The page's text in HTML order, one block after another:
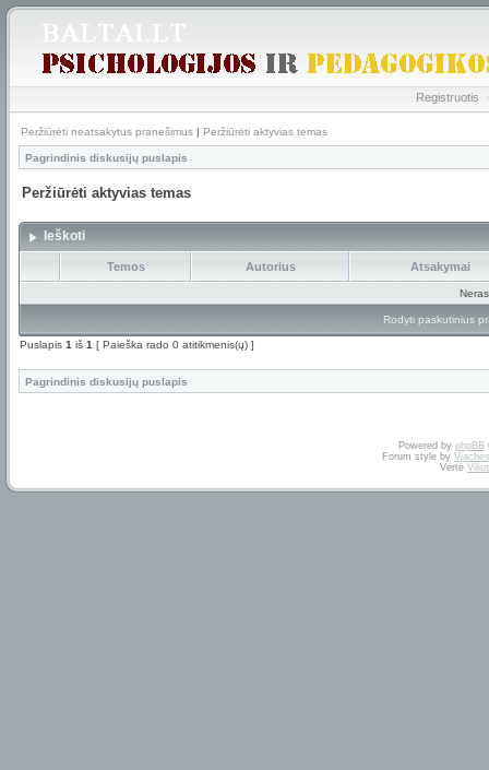
Registruotis
Peržiūrėti neatsakytus pranešimus | Peržiūrėti aktyvias temas
Pagrindinis diskusijų puslapis
Peržiūrėti aktyvias temas
Ieškoti
Temos Autorius Atsakymai
Rodyti paskutinius
Puslapis 1 iš 1 [ Paieška rado 0 atitikmenis(ų) ]
Pagrindinis diskusijų puslapis
Powered by phpBB
Forum style by
Vertė